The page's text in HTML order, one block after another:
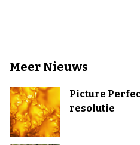
Meer Nieuws
Picture
resolutie